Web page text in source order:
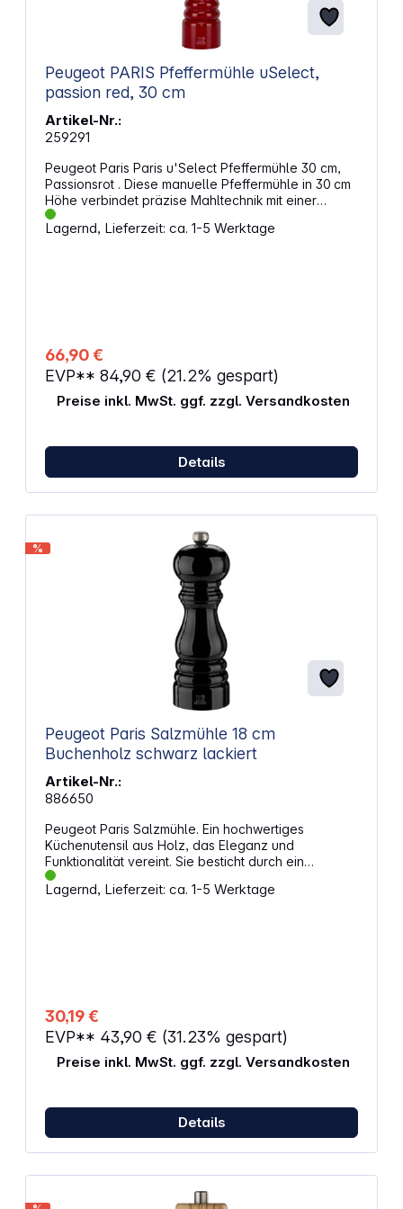
Peugeot PARIS Pfeffermühle uSelect,
passion red, 30 cm
Artikel-Nr.:
259291
Peugeot Paris Paris u'Select Pfeffermühle 30 cm,
Passionsrot . Diese manuelle Pfeffermühle in 30 cm
Höhe verbindet präzise Mahltechnik mit einer
hochwertigen Verarbeitung aus Buchenholz. Sie
wird in Frankreich gefertigt und ist auf die gezielte
u’Select-Mahlgradeinstellung mit 6 festen Stufen,
hilft dir bei der exakten Dosierung von fein bis grob
Mahlwerk, ausgelegt auf gleichmäßiges Mahlen
und konstante Ergebnisse 30 cm Höhe, liegt gut in
der Hand und eignet sich für Küche und Tisch
passt zu klassischen und modernen Umgebungen
Geeignet für schwarzen, weißen, grünen und roten
Pfeffer sowie Koriandersamen Rosa Beeren nutzbar
bis maximal 15 % in einer Pfeffermischung
Lagernd, Lieferzeit: ca. 1-5 Werktage
66,90 €
EVP** 84,90 € (21.2% gespart)
Preise inkl. MwSt. ggf. zzgl. Versandkosten
Details
%
Peugeot Paris Salzmühle 18 cm
Buchenholz schwarz lackiert
Artikel-Nr.:
886650
Peugeot Paris Salzmühle. Ein hochwertiges
Küchenutensil aus Holz, das Eleganz und
Funktionalität vereint. Sie besticht durch ein
zeitloses Design und eine intensive Farbe.
Eigenschaften: Hergestellt in Frankreich Stilvolles
Lagernd, Lieferzeit: ca. 1-5 Werktage
30,19 €
EVP** 43,90 € (31.23% gespart)
Preise inkl. MwSt. ggf. zzgl. Versandkosten
Details